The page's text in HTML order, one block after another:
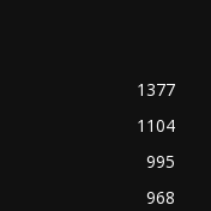
1377
1104
995
968